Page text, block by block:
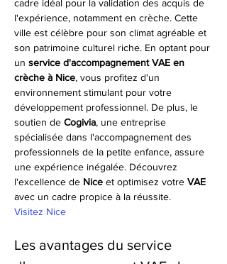
cadre idéal pour la validation des acquis de
l'expérience, notamment en crèche. Cette
ville est célèbre pour son climat agréable et
son patrimoine culturel riche. En optant pour
un service d'accompagnement VAE en
crèche à Nice, vous profitez d'un
environnement stimulant pour votre
développement professionnel. De plus, le
soutien de Cogivia, une entreprise
spécialisée dans l'accompagnement des
professionnels de la petite enfance, assure
une expérience inégalée. Découvrez
l'excellence de Nice et optimisez votre VAE
avec un cadre propice à la réussite.
Visitez Nice
Les avantages du service